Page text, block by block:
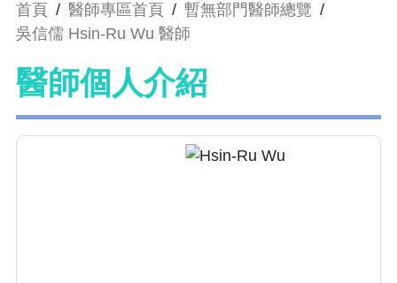
首頁 / 醫師專區首頁 / 暫無部門醫師總覽 /
吳信儒 Hsin-Ru Wu 醫師
醫師個人介紹